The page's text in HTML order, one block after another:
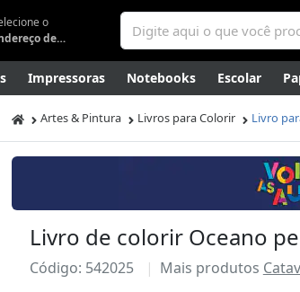
o
Endereço de entrega
Impressoras Notebooks Escolar
Artes Gamers Higiene Mídias
Artes & Pintura Livros para Colorir Livro
Livro de colorir Oceano
Código: 542025 Mais produtos